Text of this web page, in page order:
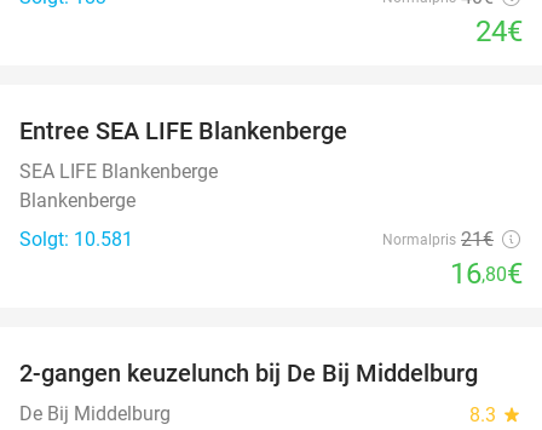
24€
Entree SEA LIFE Blankenberge
SEA LIFE Blankenberge
Blankenberge
Solgt: 10.581
Normalpris 21€
16,80€
42%
2-gangen keuzelunch bij De Bij Middelburg
De Bij Middelburg 8.3 star